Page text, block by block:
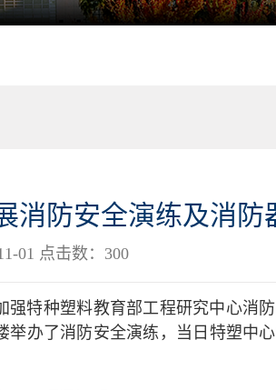
消防安全演练及消防
01 点击数： 300
特种塑料教育部工程研究中心消
举办了消防安全演练，当日特塑中